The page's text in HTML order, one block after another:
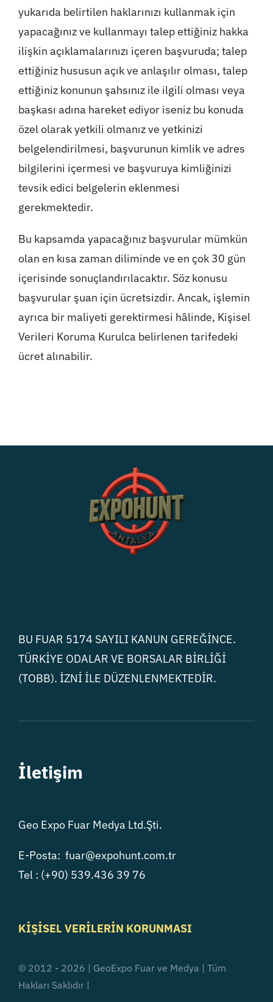
yukarıda belirtilen haklarınızı kullanmak için
yapacağınız ve kullanmayı talep ettiğiniz hakka
ilişkin açıklamalarınızı içeren başvuruda; talep
ettiğiniz hususun açık ve anlaşılır olması, talep
ettiğiniz konunun şahsınız ile ilgili olması veya
başkası adına hareket ediyor iseniz bu konuda
özel olarak yetkili olmanız ve yetkinizi
belgelendirilmesi, başvurunun kimlik ve adres
bilgilerini içermesi ve başvuruya kimliğinizi
tevsik edici belgelerin eklenmesi
gerekmektedir.
Bu kapsamda yapacağınız başvurular mümkün
olan en kısa zaman diliminde ve en çok 30 gün
içerisinde sonuçlandırılacaktır. Söz konusu
başvurular şuan için ücretsizdir. Ancak, işlemin
ayrıca bir maliyeti gerektirmesi hâlinde, Kişisel
Verileri Koruma Kurulca belirlenen tarifedeki
ücret alınabilir.
BU FUAR 5174 SAYILI KANUN GEREĞİNCE.
TÜRKİYE ODALAR VE BORSALAR BİRLİĞİ
(TOBB). İZNİ İLE DÜZENLENMEKTEDİR.
İletişim
Geo Expo Fuar Medya Ltd.Şti.
E-Posta: fuar@expohunt.com.tr
Tel : (+90) 539.436 39 76
KİŞİSEL VERİLERİN KORUNMASI
© 2012 - 2026 | GeoExpo Fuar ve Medya | Tüm
Hakları Saklıdır |